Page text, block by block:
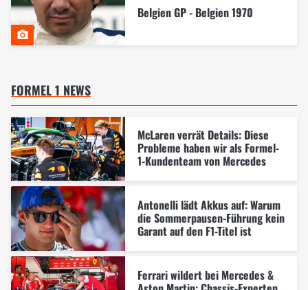
Belgien GP - Belgien 1970
FORMEL 1 NEWS
McLaren verrät Details: Diese
Probleme haben wir als Formel-
1-Kundenteam von Mercedes
Antonelli lädt Akkus auf: Warum
die Sommerpausen-Führung kein
Garant auf den F1-Titel ist
Ferrari wildert bei Mercedes &